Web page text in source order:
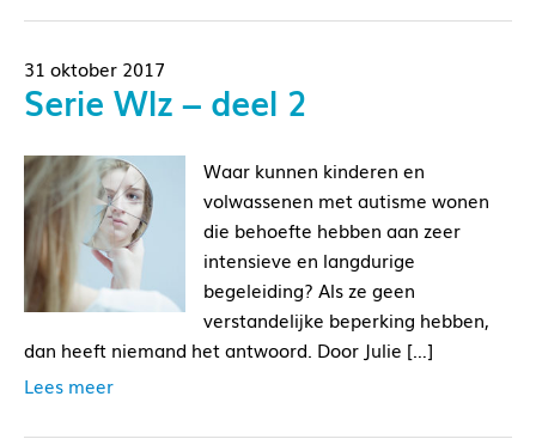
31 oktober 2017
Serie Wlz – deel 2
Waar kunnen kinderen en
volwassenen met autisme wonen
die behoefte hebben aan zeer
intensieve en langdurige
begeleiding? Als ze geen
verstandelijke beperking hebben,
dan heeft niemand het antwoord. Door Julie […]
Lees meer